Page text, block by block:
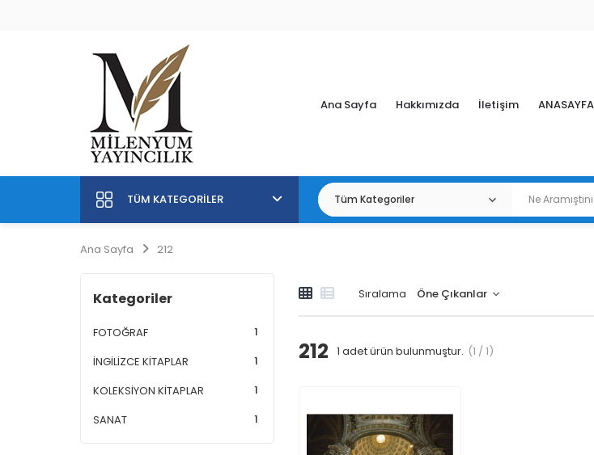
Ana Sayfa Hakkımızda İletişim ANASAYFA
TÜM KATEGORILER
Ana Sayfa 212
Sıralama
212 1 adet ürün bulunmuştur. (1 / 1)
Kategoriler
FOTOĞRAF 1
İNGİLİZCE KİTAPLAR 1
KOLEKSİYON KİTAPLAR 1
SANAT 1